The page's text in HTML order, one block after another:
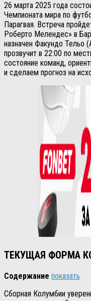
26 марта 2025 года
Чемпионата мира по
Парагвая. Встреча
Роберто Мелендес» в
назначен Факундо Тельо
прозвучит в 22:00 по
состояние команд,
и сделаем прогноз на
ТЕКУЩАЯ ФОРМА
Содержание показать
Сборная Колумбии